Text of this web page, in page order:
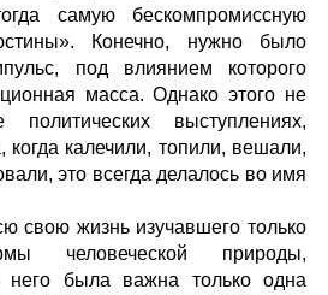
самую бескомпромиссную
Конечно, нужно было
под влиянием которого
масса. Однако этого не
выступлениях,
когда калечили, топили, вешали,
это всегда делалось во имя
свою жизнь изучавшего только
человеческой природы,
него была важна только одна